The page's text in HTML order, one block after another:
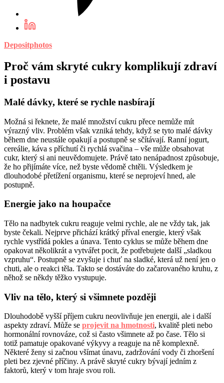
Depositphotos
Proč vám skryté cukry komplikují zdraví
i postavu
Malé dávky, které se rychle nasbírají
Možná si řeknete, že malé množství cukru přece nemůže mít
výrazný vliv. Problém však vzniká tehdy, když se tyto malé dávky
během dne neustále opakují a postupně se sčítávají. Ranní jogurt,
cereálie, káva s příchutí či rychlá svačina – vše může obsahovat
cukr, který si ani neuvědomujete. Právě tato nenápadnost způsobuje,
že ho přijímáte více, než byste vědomě chtěli. Výsledkem je
dlouhodobé přetížení organismu, které se neprojeví hned, ale
postupně.
Energie jako na houpačce
Tělo na nadbytek cukru reaguje velmi rychle, ale ne vždy tak, jak
byste čekali. Nejprve přichází krátký příval energie, který však
rychle vystřídá pokles a únava. Tento cyklus se může během dne
opakovat několikrát a vytvářet pocit, že potřebujete další „sladkou
vzpruhu“. Postupně se zvyšuje i chuť na sladké, která už není jen o
chuti, ale o reakci těla. Takto se dostáváte do začarovaného kruhu, z
něhož se někdy těžko vystupuje.
Vliv na tělo, který si všimnete později
Dlouhodobě vyšší příjem cukru neovlivňuje jen energii, ale i další
aspekty zdraví. Může se projevit na hmotnosti, kvalitě pleti nebo
hormonální rovnováze, což si často všimnete až po čase. Tělo si
totiž pamatuje opakované výkyvy a reaguje na ně komplexně.
Některé ženy si začnou všímat únavu, zadržování vody či zhoršení
pleti bez zjevné příčiny. A právě skryté cukry bývají jedním z
faktorů, který v tom hraje svou roli.